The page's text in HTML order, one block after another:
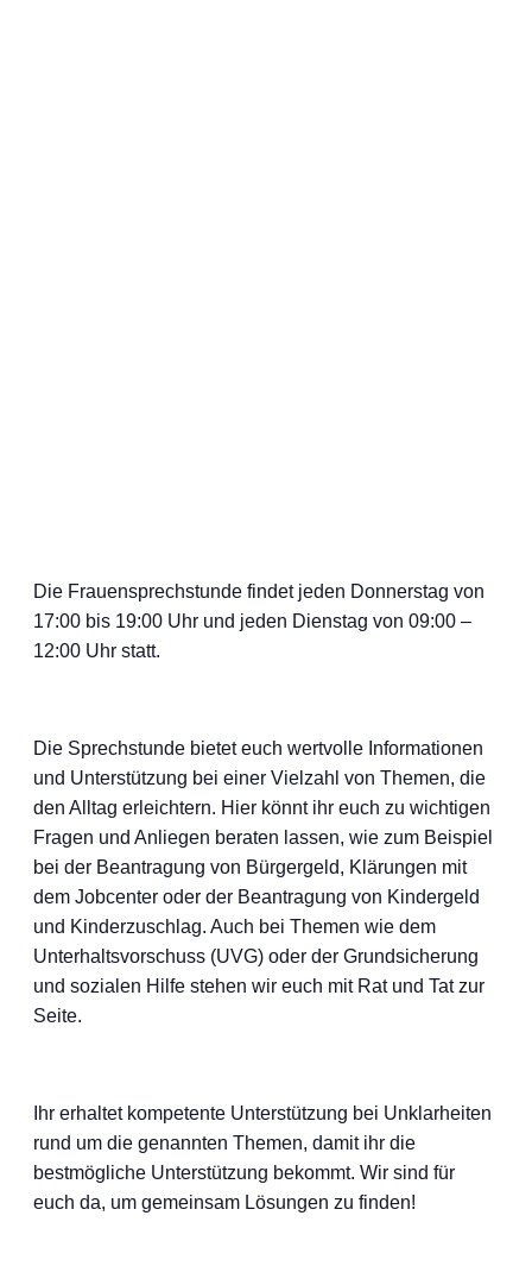
Die Frauensprechstunde findet jeden Donnerstag von
17:00 bis 19:00 Uhr und jeden Dienstag von 09:00 –
12:00 Uhr statt.
Die Sprechstunde bietet euch wertvolle Informationen
und Unterstützung bei einer Vielzahl von Themen, die
den Alltag erleichtern. Hier könnt ihr euch zu wichtigen
Fragen und Anliegen beraten lassen, wie zum Beispiel
bei der Beantragung von Bürgergeld, Klärungen mit
dem Jobcenter oder der Beantragung von Kindergeld
und Kinderzuschlag. Auch bei Themen wie dem
Unterhaltsvorschuss (UVG) oder der Grundsicherung
und sozialen Hilfe stehen wir euch mit Rat und Tat zur
Seite.
Ihr erhaltet kompetente Unterstützung bei Unklarheiten
rund um die genannten Themen, damit ihr die
bestmögliche Unterstützung bekommt. Wir sind für
euch da, um gemeinsam Lösungen zu finden!